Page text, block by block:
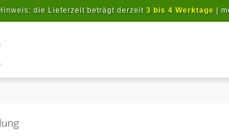
die Lieferzeit beträgt derzeit 3 bis 4 Werktage